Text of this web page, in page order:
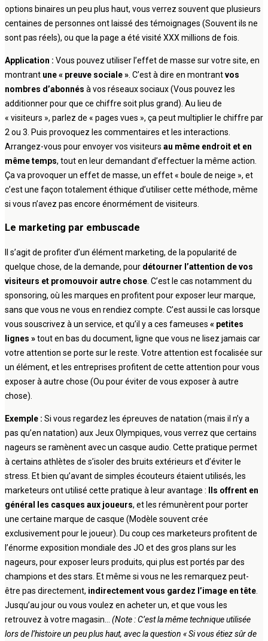
options binaires un peu plus haut, vous verrez souvent que plusieurs
centaines de personnes ont laissé des témoignages (Souvent ils ne
sont pas réels), ou que la page a été visité XXX millions de fois.
Application : Vous pouvez utiliser l’effet de masse sur votre site, en
montrant une « preuve sociale » . C’est à dire en montrantvos
nombres d’abonnés à vos réseaux sociaux (Vous pouvez les
additionner pour que ce chiffre soit plus grand). Au lieu de
« visiteurs », parlez de « pages vues », ça peut multiplier le chiffre par
2 ou 3. Puis provoquez les commentaires et les interactions.
Arrangez-vous pour envoyer vos visiteurs au même endroit et en
même temps, tout en leur demandant d’effectuer la même action.
Ça va provoquer un effet de masse, un effet « boule de neige », et
c’est une façon totalement éthique d’utiliser cette méthode, même
si vous n’avez pas encore énormément de visiteurs.
Le marketing par embuscade
Il s’agit de profiter d’un élément marketing, de la popularité de
quelque chose, de la demande, pour détourner l’attention de vos
visiteurs et promouvoir autre chose . C’est le cas notamment du
sponsoring, où les marques en profitent pour exposer leur marque,
sans que vous ne vous en rendiez compte. C’est aussi le cas lorsque
vous souscrivez à un service, et qu’il y a ces fameuses « petites
lignes »tout en bas du document, ligne que vous ne lisez jamais car
votre attention se porte sur le reste. Votre attention est focalisée sur
un élément, et les entreprises profitent de cette attention pour vous
exposer à autre chose (Ou pour éviter de vous exposer à autre
chose).
Exemple : Si vous regardez les épreuves de natation (mais il n’y a
pas qu’en natation) aux Jeux Olympiques, vous verrez que certains
nageurs se ramènent avec un casque audio. Cette pratique permet
à certains athlètes de s’isoler des bruits extérieurs et d’éviter le
stress. Et bien qu’avant de simples écouteurs étaient utilisés, les
marketeurs ont utilisé cette pratique à leur avantage :
Ils offrent en
général les casques aux joueurs, et les rémunèrent pour porter
une certaine marque de casque (Modèle souvent crée
exclusivement pour le joueur). Du coup ces marketeurs profitent de
l’énorme exposition mondiale des JO et des gros plans sur les
nageurs, pour exposer leurs produits, qui plus est portés par des
champions et des stars. Et même si vous ne les remarquez peut-
être pas directement, indirectement vous gardez l’image en tête
Jusqu’au jour ou vous voulez en acheter un, et que vous les
retrouvez à votre magasin… (Note : C’est la même technique utilisée
lors de l’histoire un peu plus haut, avec la question « Si vous étiez sûr de